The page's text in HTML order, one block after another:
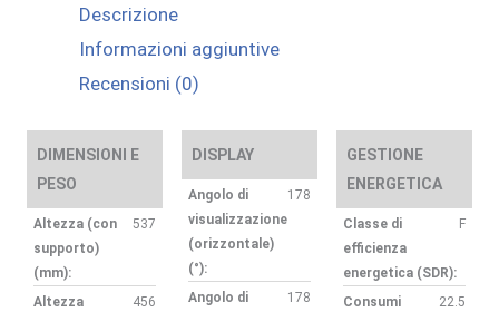
TOTALE
350CD/M2
Descrizione
Informazioni aggiuntive
Recensioni (0)
DIMENSIONI E
PESO
Altezza (con
supporto)
(mm):
537
Altezza
456
DISPLAY
Angolo di
visualizzazione
(orizzontale)
(°):
178
Angolo di
178
GESTIONE
ENERGETICA
Classe di
efficienza
energetica (SDR):
F
Consumi
22.5